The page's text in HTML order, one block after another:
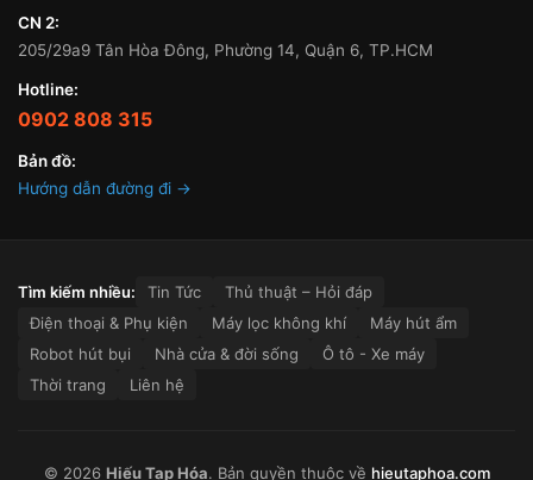
CN 2:
205/29a9 Tân Hòa Đông, Phường 14, Quận 6, TP.HCM
Hotline:
0902 808 315
Bản đồ:
Hướng dẫn đường đi →
Tìm kiếm nhiều: Tin Tức
Thủ thuật – Hỏi đáp
Điện thoại & Phụ kiện
Máy lọc không khí
Máy hút ẩm
Robot hút bụi
Nhà cửa & đời sống
Ô tô - Xe máy
Thời trang
Liên hệ
© 2026 Hiếu Tạp Hóa. Bản quyền thuộc về hieutaphoa.com